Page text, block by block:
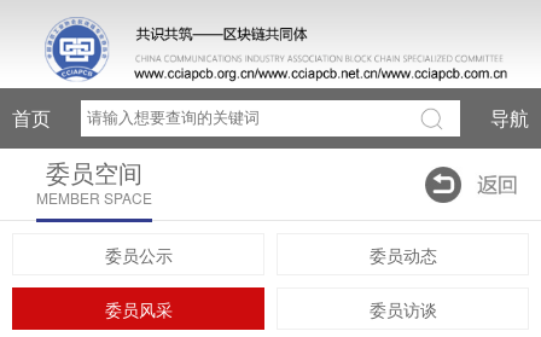
首页 导航
委员空间
MEMBER SPACE
委员公示 委员动态
委员风采 委员访谈